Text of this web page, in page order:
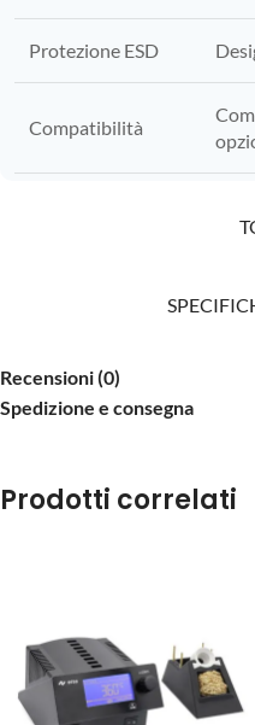
Protezione ESD
Compatibilità
Recensioni (0)
Spedizione e consegna
Prodotti correlati